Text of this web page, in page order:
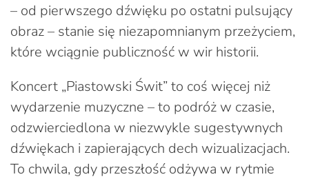
– od pierwszego dźwięku po ostatni pulsujący
obraz – stanie się niezapomnianym przeżyciem,
które wciągnie publiczność w wir historii.
Koncert „Piastowski Świt” to coś więcej niż
wydarzenie muzyczne – to podróż w czasie,
odzwierciedlona w niezwykle sugestywnych
dźwiękach i zapierających dech wizualizacjach.
To chwila, gdy przeszłość odżywa w rytmie